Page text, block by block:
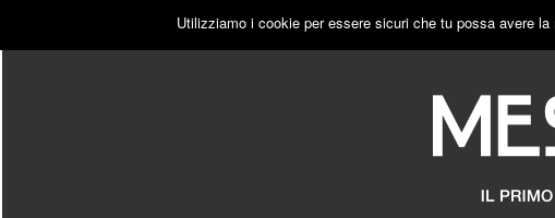
SABATO, 8 AGOSTO 2026 PUBBLICITÀ
Utilizziamo i cookie per essere sicuri che tu possa avere